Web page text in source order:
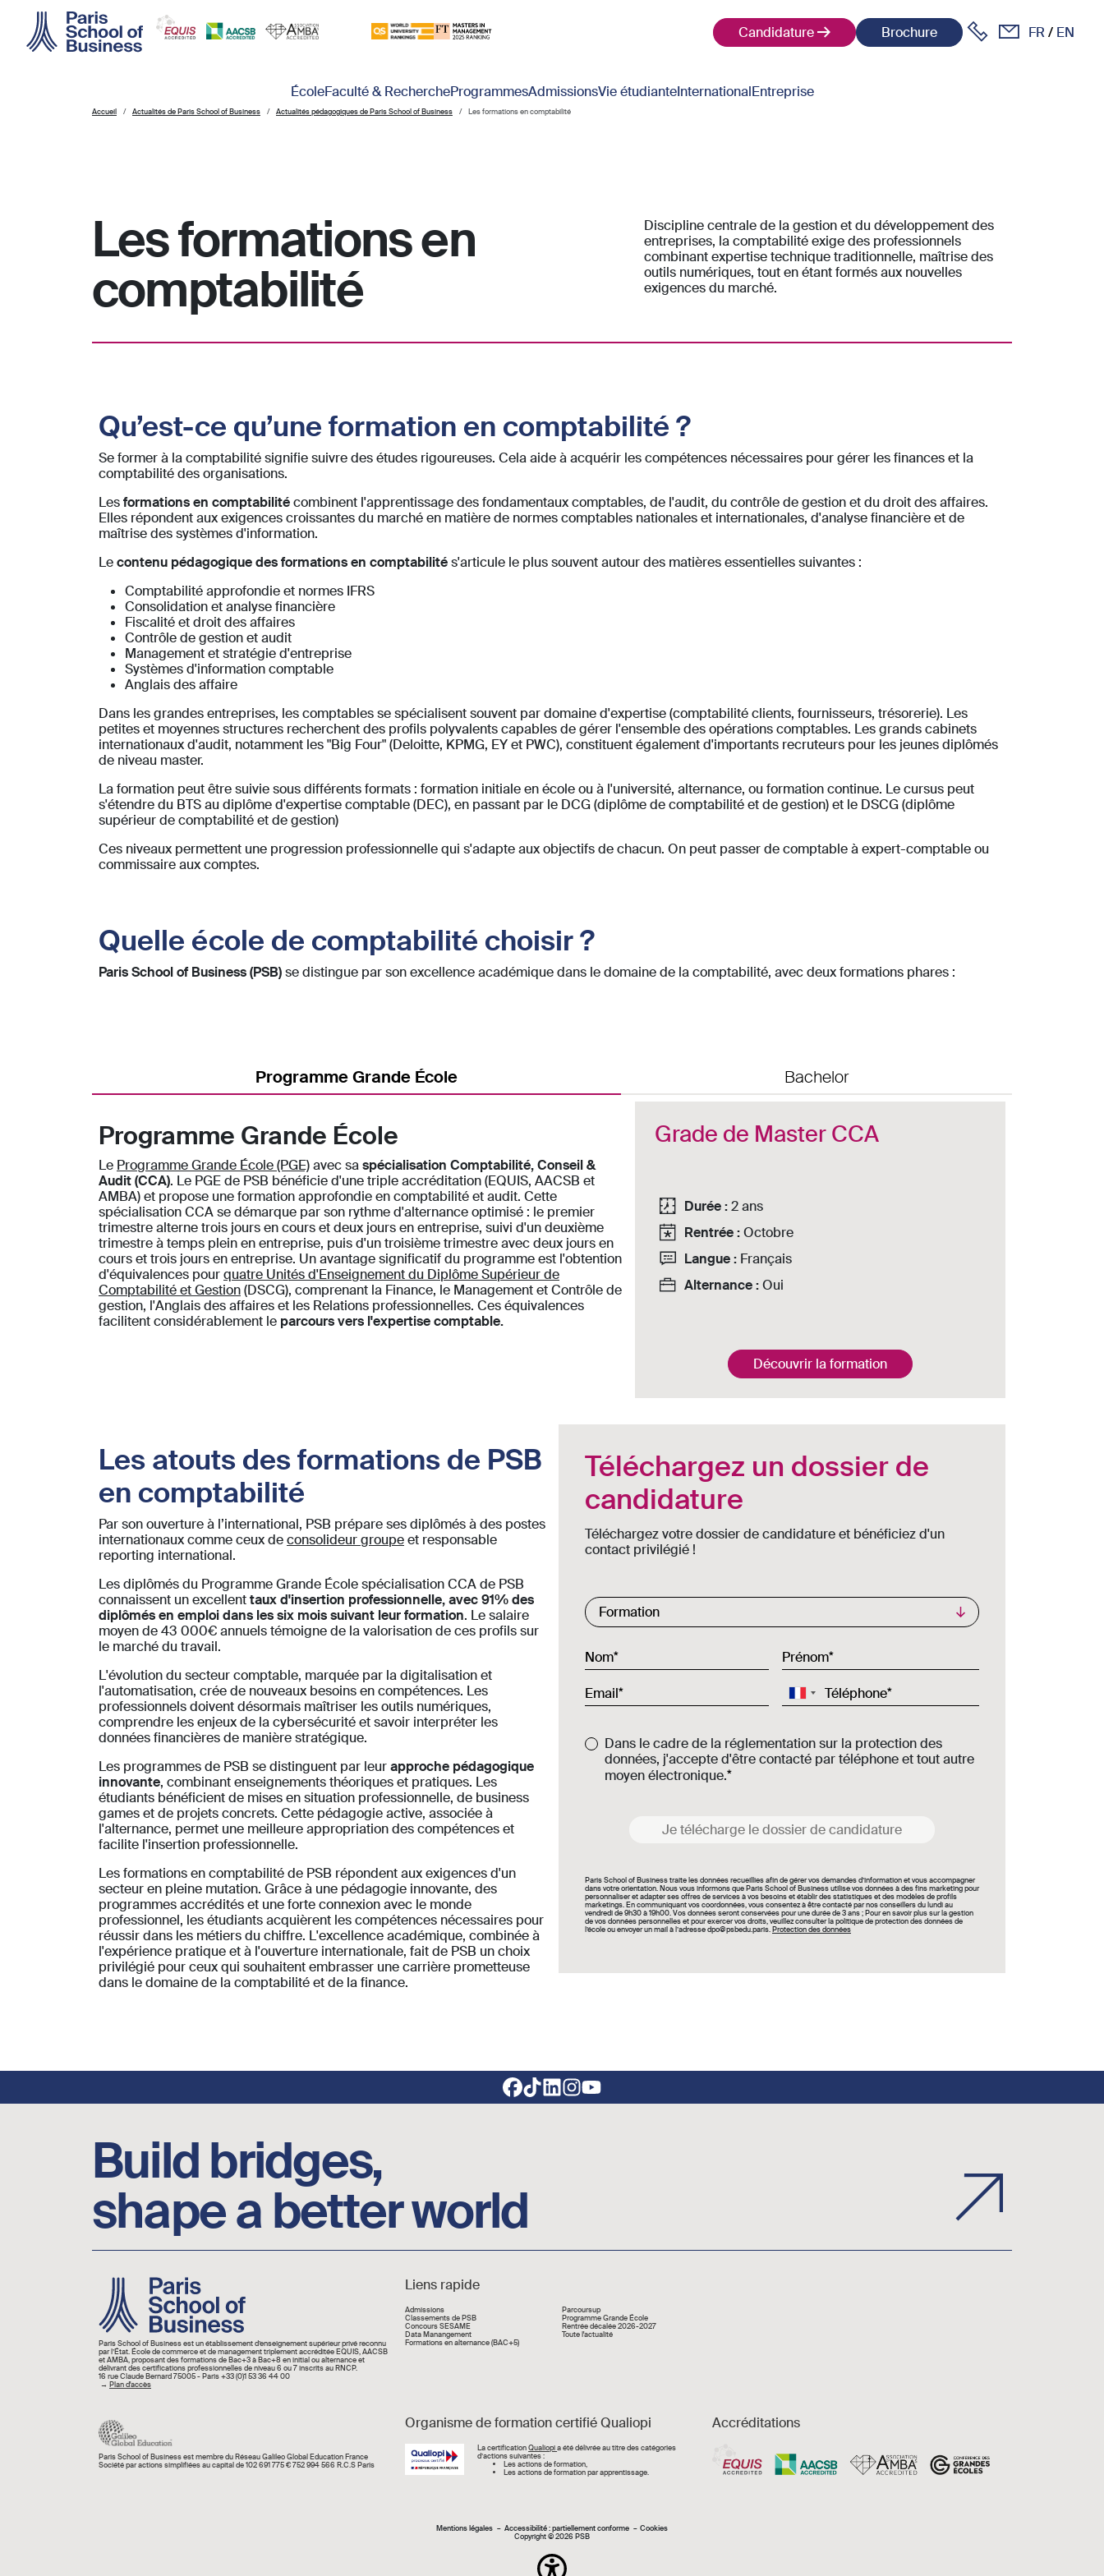
Candidature
Brochure FR EN
ÉcoleFaculté & RechercheProgrammesAdmissionsVie étudianteInternationalEntreprise
Accueil Actualités de Paris School of Business Actualités pédagogiques de Paris School of Business Les formations en comptabilité
Les formations en
comptabilité
Discipline centrale de la gestion et du développement des
entreprises, la comptabilité exige des professionnels
combinant expertise technique traditionnelle, maîtrise des
outils numériques, tout en étant formés aux nouvelles
exigences du marché.
Qu’est-ce qu’une formation en comptabilité ?
Se former à la comptabilité signifie suivre des études rigoureuses. Cela aide à acquérir les compétences nécessaires pour gérer les finances et la
comptabilité des organisations.
Lesformations en comptabilitécombinent l'apprentissage des fondamentaux comptables, de l'audit, du contrôle de gestion et du droit des affaires.
Elles répondent aux exigences croissantes du marché en matière de normes comptables nationales et internationales, d'analyse financière et de
maîtrise des systèmes d'information.
Lecontenu pédagogique des formations en comptabilités'articule le plus souvent autour des matières essentielles suivantes :
Comptabilité approfondie et normes IFRS
Consolidation et analyse financière
Fiscalité et droit des affaires
Contrôle de gestion et audit
Management et stratégie d'entreprise
Systèmes d'information comptable
Anglais des affaire
Dans les grandes entreprises, les comptables se spécialisent souvent par domaine d'expertise (comptabilité clients, fournisseurs, trésorerie). Les
petites et moyennes structures recherchent des profils polyvalents capables de gérer l'ensemble des opérations comptables. Les grands cabinets
internationaux d'audit, notamment les "Big Four" (Deloitte, KPMG, EY et PWC), constituent également d'importants recruteurs pour les jeunes diplômés
de niveau master.
La formation peut être suivie sous différents formats : formation initiale en école ou à l'université, alternance, ou formation continue. Le cursus peut
s'étendre du BTS au diplôme d'expertise comptable (DEC), en passant par le DCG (diplôme de comptabilité et de gestion) et le DSCG (diplôme
supérieur de comptabilité et de gestion)
Ces niveaux permettent une progression professionnelle qui s'adapte aux objectifs de chacun. On peut passer de comptable à expert-comptable ou
commissaire aux comptes.
Quelle école de comptabilité choisir ?
Paris School of Business (PSB)se distingue par son excellence académique dans le domaine de la comptabilité, avec deux formations phares :
Programme Grande École Bachelor
Programme Grande École
Le Programme Grande École (PGE)avec saspécialisation Comptabilité, Conseil &
Audit (CCA). Le PGE de PSB bénéficie d'une triple accréditation (EQUIS, AACSB et
AMBA) et propose une formation approfondie en comptabilité et audit. Cette
spécialisation CCA se démarque par son rythme d'alternance optimisé : le premier
trimestre alterne trois jours en cours et deux jours en entreprise, suivi d'un deuxième
trimestre à temps plein en entreprise, puis d'un troisième trimestre avec deux jours en
cours et trois jours en entreprise. Un avantage significatif du programme est l'obtention
d'équivalences pourquatre Unités d'Enseignement du Diplôme Supérieur de
Comptabilité et Gestion(DSCG), comprenant la Finance, le Management et Contrôle de
gestion, l'Anglais des affaires et les Relations professionnelles. Ces équivalences
facilitent considérablement le parcours vers l'expertise comptable.
Grade de Master CCA
Durée : 2 ans
Rentrée : Octobre
Langue : Français
Alternance : Oui
Découvrir la formation
Les atouts des formations de PSB
en comptabilité
Par son ouverture à l’international, PSB prépare ses diplômés à des postes
internationaux comme ceux deconsolideur groupeet responsable
reporting international.
Les diplômés du Programme Grande École spécialisation CCA de PSB
connaissent un excellenttaux d'insertion professionnelle, avec 91% des
diplômés en emploi dans les six mois suivant leur formation. Le salaire
moyen de 43 000€ annuels témoigne de la valorisation de ces profils sur
le marché du travail.
L'évolution du secteur comptable, marquée par la digitalisation et
l'automatisation, crée de nouveaux besoins en compétences. Les
professionnels doivent désormais maîtriser les outils numériques,
comprendre les enjeux de la cybersécurité et savoir interpréter les
données financières de manière stratégique.
Les programmes de PSB se distinguent par leurapproche pédagogique
innovante, combinant enseignements théoriques et pratiques. Les
étudiants bénéficient de mises en situation professionnelle, de business
games et de projets concrets. Cette pédagogie active, associée à
l'alternance, permet une meilleure appropriation des compétences et
facilite l'insertion professionnelle.
Les formations en comptabilité de PSB répondent aux exigences d'un
secteur en pleine mutation. Grâce à une pédagogie innovante, des
programmes accrédités et une forte connexion avec le monde
professionnel, les étudiants acquièrent les compétences nécessaires pour
réussir dans les métiers du chiffre. L'excellence académique, combinée à
l'expérience pratique et à l'ouverture internationale, fait de PSB un choix
privilégié pour ceux qui souhaitent embrasser une carrière prometteuse
dans le domaine de la comptabilité et de la finance.
Téléchargez un dossier de
candidature
Téléchargez votre dossier de candidature et bénéficiez d'un
contact privilégié !
Commercial List
Formation
Nom Prénom
Email Téléphone
Dans le cadre de la réglementation sur la protection des
données, j'accepte d'être contacté par téléphone et tout autre
moyen électronique.
Je télécharge le dossier de candidature
Paris School of Business traite les données recueillies afin de gérer vos demandes d’information et vous accompagner
dans votre orientation. Nous vous informons que Paris School of Business utilise vos données à des fins marketing pour
personnaliser et adapter ses offres de services à vos besoins et établir des statistiques et des modèles de profils
marketings. En communiquant vos coordonnées, vous consentez à être contacté par nos conseillers du lundi au
vendredi de 9h30 à 19h00. Vos données seront conservées pour une durée de 3 ans ; Pour en savoir plus sur la gestion
de vos données personnelles et pour exercer vos droits, veuillez consulter la politique de protection des données de
l’école ou envoyer un mail à l’adresse dpo@psbedu.paris.Protection des données
Build bridges,
shape a better world
Image
Paris School of Business est un établissement d’enseignement supérieur privé reconnu
par l’État. École de commerce et de management triplement accréditée EQUIS, AACSB
et AMBA, proposant des formations de Bac+3 à Bac+8 en initial ou alternance et
délivrant des certifications professionnelles de niveau 6 ou 7 inscrits au RNCP.
16 rue Claude Bernard 75005 - Paris +33 (0)1 53 36 44 00
→ Plan d'accès
Liens rapide
Liens rapide
Admissions
Classements de PSB
Concours SESAME
Data Manangement
Formations en alternance (BAC+5)
Parcoursup
Programme Grande École
Rentrée décalée 2026-2027
Toute l'actualité
Paris School of Business est membre du Réseau Galileo Global Education France
Société par actions simplifiées au capital de 102 691 775 € 752 994 566 R.C.S Paris
Organisme de formation certifié Qualiopi
Image La certificationQualiopia été délivrée au titre des catégories
d’actions suivantes :
Les actions de formation,
Les actions de formation par apprentissage.
Accréditations
Mentions légales et accessibilité
Mentions légales Accessibilité : partiellement conforme
Cookies
Copyright © 2026 PSB